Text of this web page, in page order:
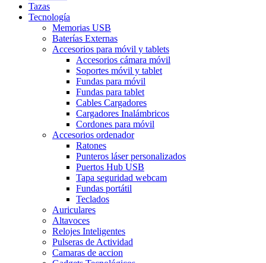
Tazas
Tecnología
Memorias USB
Baterías Externas
Accesorios para móvil y tablets
Accesorios cámara móvil
Soportes móvil y tablet
Fundas para móvil
Fundas para tablet
Cables Cargadores
Cargadores Inalámbricos
Cordones para móvil
Accesorios ordenador
Ratones
Punteros láser personalizados
Puertos Hub USB
Tapa seguridad webcam
Fundas portátil
Teclados
Auriculares
Altavoces
Relojes Inteligentes
Pulseras de Actividad
Camaras de accion